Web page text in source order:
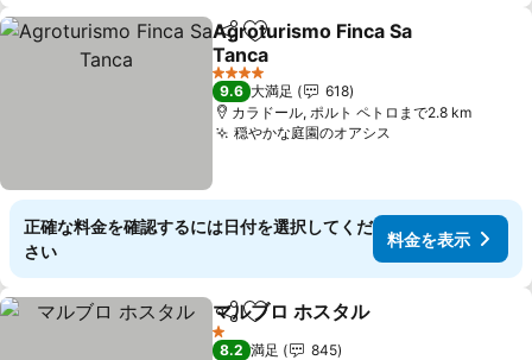
シェアお気に入りに追加
Agroturismo Finca Sa
Tanca
4 ホテルのランク
9.6 大満足
618
カラドール, ポルト ペトロまで2.8 km
穏やかな庭園のオアシス
正確な料金を確認するには日付を選択してくだ
さい
料金を表示
シェアお気に入りに追加
マルブロ ホスタル
1 ホテルのランク
8.2 満足
845